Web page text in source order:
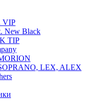
VIP
New Black
TIP
LEX, ALEX